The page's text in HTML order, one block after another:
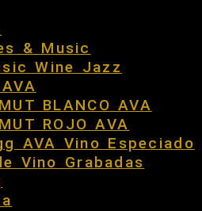
& Music
Wine Jazz
BLANCO AVA
ROJO AVA
AVA Vino Especiado
Vino Grabadas